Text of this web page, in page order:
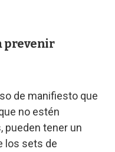
prevenir
de manifiesto que
no estén
pueden tener un
los sets de